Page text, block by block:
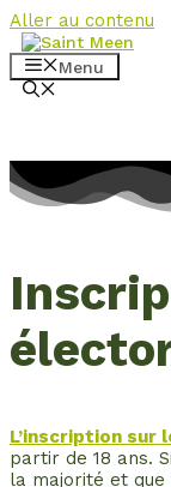
Aller au contenu
Menu
L’inscription sur
partir de 18 ans.
la majorité et